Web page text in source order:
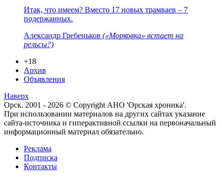
Итак, что имеем? Вместо 17 новых трамваев – 7
подержанных.
Александр Гребеньков («Морковка» встает на
рельсы?)
+18
Архив
Объявления
Наверх
Орск. 2001 - 2026 © Copyright АНО 'Орская хроника'.
При использовании материалов на других сайтах указание
сайта-источника и гиперактивной ссылки на первоначальный
информационный материал обязательно.
Реклама
Подписка
Контакты